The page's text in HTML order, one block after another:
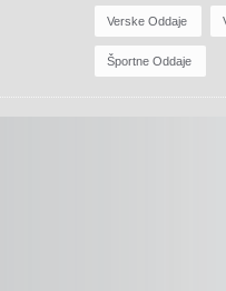
Verske Oddaje
Športne Oddaje